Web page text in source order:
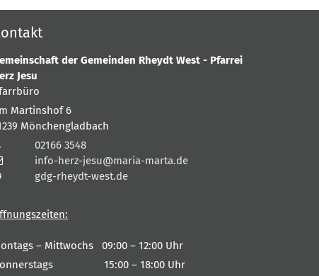
der Gemeinden Rheydt West - Pfarrei
Jesu
Martinshof 6
Mönchengladbach
02166 3548
info-herz-jesu@maria-marta.de
gdg-rheydt-west.de
– Mittwochs 09:00 – 12:00 Uhr
15:00 – 18:00 Uhr